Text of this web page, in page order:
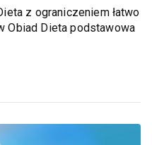
z ograniczeniem łatwo
Obiad Dieta podstawowa